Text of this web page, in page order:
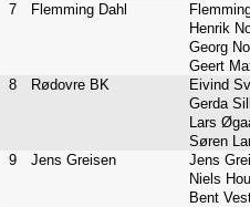
7
Flemming Dahl
Henrik
Georg
Geert
8
Rødovre BK
Eivind
Gerda
Lars
Søren
9
Jens Greisen
Jens
Niels
Bent